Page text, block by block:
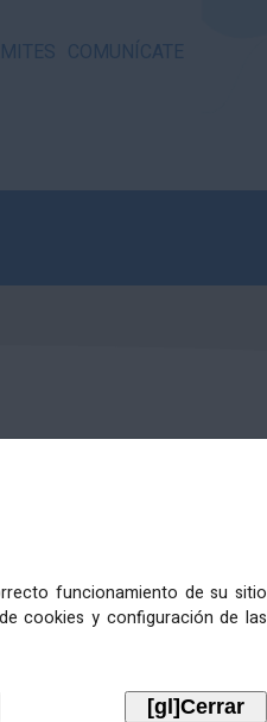
COMUNÍCATE
funcionamiento de su sitio
cookies y configuración de las